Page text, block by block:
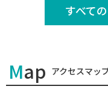
すべて
Map アクセスマッ